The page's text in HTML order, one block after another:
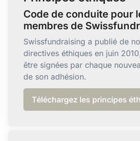
Code de conduite pour
membres de
Swissfundraising a publié de
directives éthiques en juin
être signées par chaque
de son adhésion.
Téléchargez les principes